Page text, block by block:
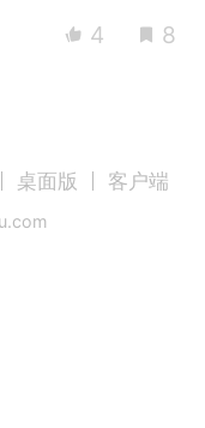
4 8
桌面版 客户端